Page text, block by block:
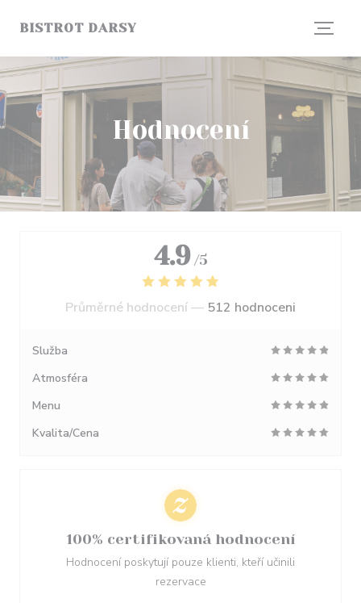
BISTROT DARSY
Hodnocení
4.9 /5
Průměrné hodnocení — 512 hodnoceni
Služba
Atmosféra
Menu
Kvalita/Cena
100% certifikovaná hodnocení
Hodnocení poskytují pouze klienti, kteří učinili
rezervace